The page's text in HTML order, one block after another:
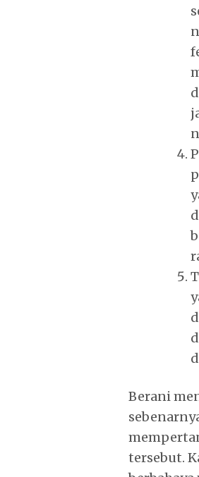
Berani
tersebut.